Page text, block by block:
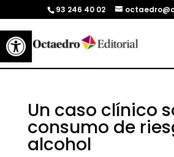
Abrir barra de herramientas
93 246 40 02
Un caso clínico
consumo de
alcohol